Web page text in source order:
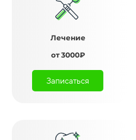
Лечение
от 3000₽
Записаться